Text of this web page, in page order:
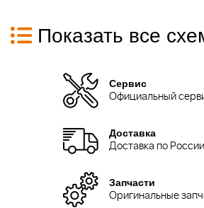
Показать все
Сервис
Официальный
Доставка
Доставка по России
Запчасти
Оригинальные